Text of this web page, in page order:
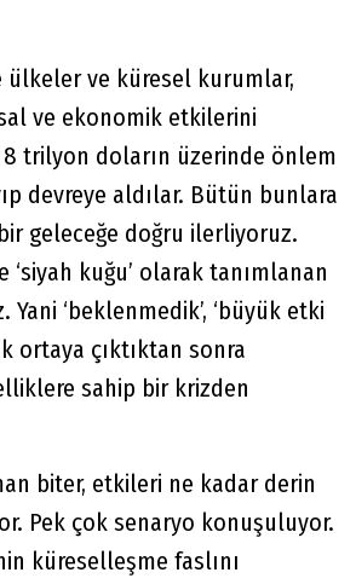
ülkeler ve küresel kurumlar,
ve ekonomik etkilerini
trilyon doların üzerinde önlem
devreye aldılar. Bütün bunlara
geleceğe doğru ilerliyoruz.
kuğu’ olarak tanımlanan
Yani ‘beklenmedik’, ‘büyük etki
ortaya çıktıktan sonra
sahip bir krizden
biter, etkileri ne kadar derin
Pek çok senaryo konuşuluyor.
küreselleşme faslını